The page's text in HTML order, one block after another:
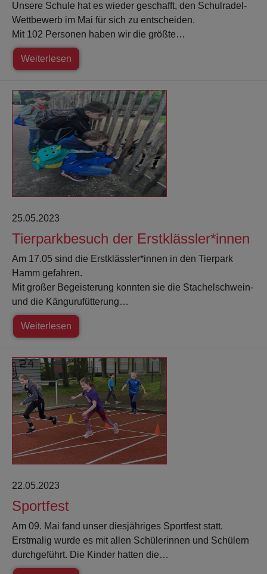
Unsere Schule hat es wieder geschafft, den Schulradel-
Wettbewerb im Mai für sich zu entscheiden.
Mit 102 Personen haben wir die größte…
Weiterlesen
25.05.2023
Tierparkbesuch der Erstklässler*innen
Am 17.05 sind die Erstklässler*innen in den Tierpark
Hamm gefahren.
Mit großer Begeisterung konnten sie die Stachelschwein-
und die Kängurufütterung…
Weiterlesen
22.05.2023
Sportfest
Am 09. Mai fand unser diesjähriges Sportfest statt.
Erstmalig wurde es mit allen Schülerinnen und Schülern
durchgeführt. Die Kinder hatten die…